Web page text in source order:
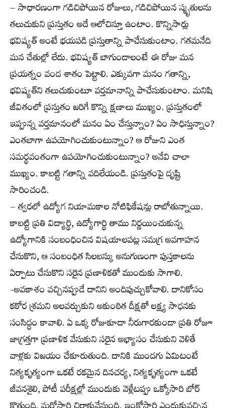
– సాధారణంగా గడిచిపోయిన రోజులు, గడిచిపోయిన స్మృతులను
తలుచుకుని ప్రస్తుతం అదే ఆలోచిస్తూ ఉంటాం. కొన్నిసార్లు
భవిష్యత్‌ అంటే భయపడి ప్రస్తుతాన్ని పాచేసుకుంటాం. గతమనేది
మన చేతుల్లో లేదు. భవిష్యత్‌ బాగుండాలంటే ఈ రోజు మన
ప్రయత్నం వంద శాతం పెట్టాలి. ఎక్కువగా మనం గతాన్ని,
భవిష్యత్‌ని తలుచుకుంటూ వర్తమానాన్ని పాచేసుకుంటాం. మనిషి
జీవితంలో ప్రస్తుతం జరిగే కొన్ని క్షణాలు ముఖ్యం. ప్రస్తుతంలో
ఇప్పున్న వర్తమానంలో మనం ఏం చేస్తున్నాం? ఏం సాధిస్తున్నాం?
ఎంతబాగా ఉపయోగించుకుంటున్నాం? ఆ రోజుని ఎంత
సమర్థవంతంగా ఉపయోగించుకుంటున్నాం? అనేవి చాలా
ముఖ్యం. కాబట్టి గతాన్ని వదిలేయండి. ప్రస్తుతంపై దృష్టి
సారించండి.
– త్వరలో ఉద్యోగ నియామకాల నోటిఫికేషన్లు రాబోతున్నాయి.
కాబట్టి ప్రతి విద్యార్థి, ఉద్యోగార్థి తాము నిర్ణయించుకున్న
ఉద్యోగానికి సంబంధించిన విషయాలపట్ల సమగ్ర అవగాహన
చేసుకొని, ఆ సంబంధిత సిలబస్కు అనుగుణంగా పుస్తకాలను
ఏర్పాటు చేసుకొని సరైన ప్రణాళికతో ముందుకు సాగాలి.
-అవకాశం వచ్చినప్పుడే దానిని అందిపుచ్చుకోవాలి. దానికోసం
కఠోర శ్రమని అలవర్చుకుని అకుంఠిత దీక్షతో లక్ష్య సాధనకు
సంసిద్ధం కావాలి. ఏ ఒక్క రోజుకూడా నీరుగారకుండా ప్రతి రోజూ
జాగ్రత్తగా ప్రణాళిక వేసుకుని సరైన అభ్యాసం చేసుకుని వెళితే
వాళ్లకు విజయం చేకూరుతుంది. దానికి ముందగు ఏమిటంటే
నిత్యకృత్యంగా ఒకటే రకమైన దినచర్య, నిత్యకృత్యంగా ఒకటే
జీవనశైలి, పోటీ పరీక్షల్లో ముందుకు వెళ్లేటప్పు ఒక్కోసారి బోర్‌